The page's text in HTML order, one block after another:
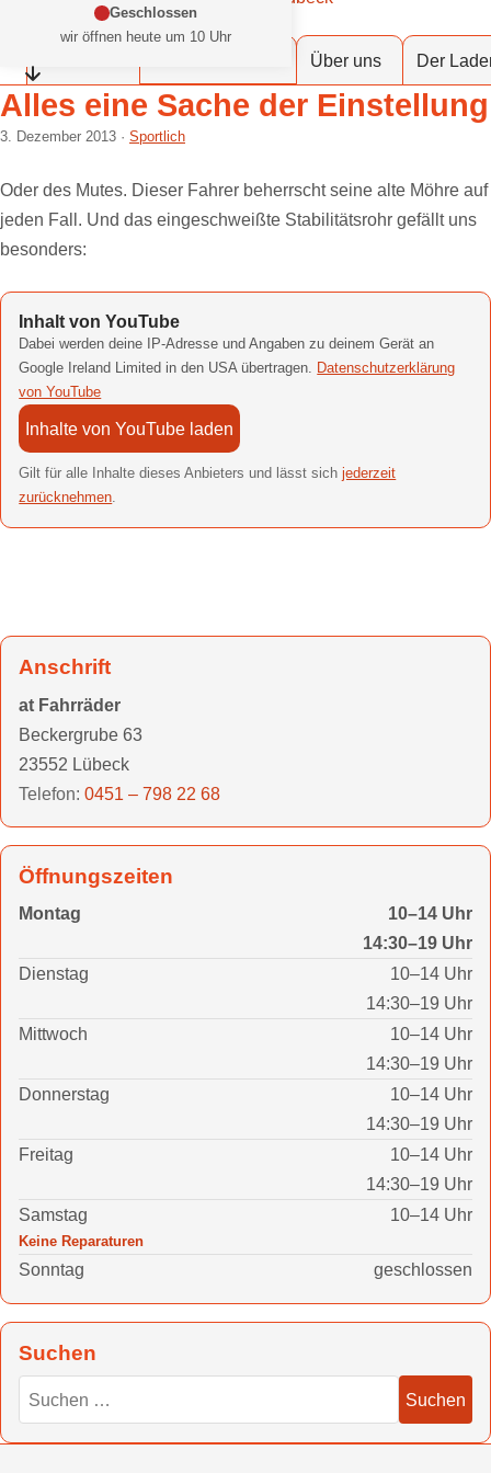
Zum Inhalt springen
Geschlossen
wir öffnen heute um 10 Uhr
Öffnungszeiten einklappen
at Fahrräder Lübeck
Über uns Der
Alles eine Sache der Einstellung
3. Dezember 2013 Sportlich
Oder des Mutes. Dieser Fahrer beherrscht seine alte Möhre auf
jeden Fall. Und das eingeschweißte Stabilitätsrohr gefällt uns
besonders:
Inhalt von YouTube
Dabei werden deine IP-Adresse und Angaben zu deinem Gerät an
Google Ireland Limited in den USA übertragen. Datenschutzerklärung
von YouTube
Inhalte von YouTube laden
Gilt für alle Inhalte dieses Anbieters und lässt sichjederzeit
zurücknehmen.
Anschrift
at Fahrräder
Beckergrube 63
23552 Lübeck
Telefon: 0451 – 798 22 68
Öffnungszeiten
Montag
10–14 Uhr
14:30–19 Uhr
Dienstag
10–14 Uhr
14:30–19 Uhr
Mittwoch
10–14 Uhr
14:30–19 Uhr
Donnerstag
10–14 Uhr
14:30–19 Uhr
Freitag
10–14 Uhr
14:30–19 Uhr
Samstag
10–14 Uhr
Keine Reparaturen
Sonntag geschlossen
Suchen
Suchen nach
Suchen